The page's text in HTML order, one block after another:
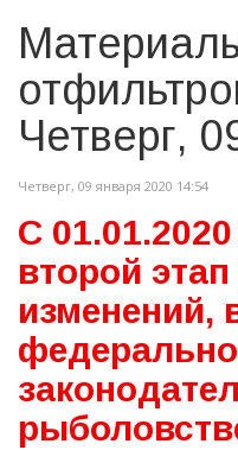
Четверг,
Четверг, 09 января 2020 14:54
С
второй
изменений,